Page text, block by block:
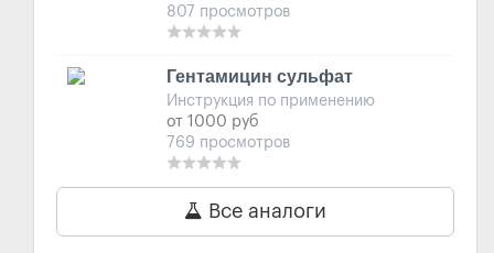
807 просмотров
Гентамицин сульфат
Инструкция по применению
от 1000 руб
769 просмотров
Все аналоги